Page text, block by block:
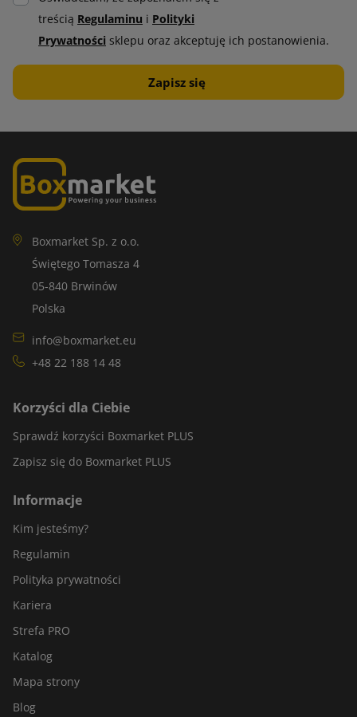
treścią Regulaminu i Polityki
Prywatności sklepu oraz akceptuję ich postanowienia.
Boxmarket Sp. z o.o.
Świętego Tomasza 4
05-840 Brwinów
Polska
info@boxmarket.eu
+48 22 188 14 48
Korzyści dla Ciebie
Sprawdź korzyści Boxmarket PLUS
Zapisz się do Boxmarket PLUS
Informacje
Kim jesteśmy?
Regulamin
Polityka prywatności
Kariera
Strefa PRO
Katalog
Mapa strony
Blog